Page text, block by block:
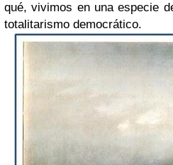
qué, vivimos en una especie
totalitarismo democrático.